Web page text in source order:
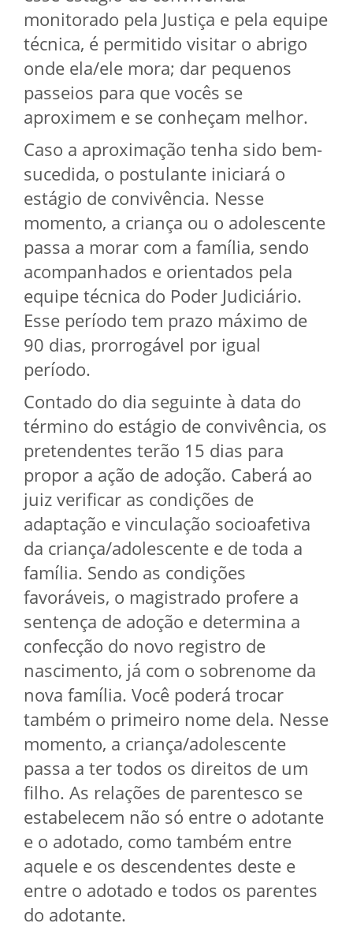
monitorado pela Justiça e pela equipe
técnica, é permitido visitar o abrigo
onde ela/ele mora; dar pequenos
passeios para que vocês se
aproximem e se conheçam melhor.
Caso a aproximação tenha sido bem-
sucedida, o postulante iniciará o
estágio de convivência. Nesse
momento, a criança ou o adolescente
passa a morar com a família, sendo
acompanhados e orientados pela
equipe técnica do Poder Judiciário.
Esse período tem prazo máximo de
90 dias, prorrogável por igual
período.
Contado do dia seguinte à data do
término do estágio de convivência, os
pretendentes terão 15 dias para
propor a ação de adoção. Caberá ao
juiz verificar as condições de
adaptação e vinculação socioafetiva
da criança/adolescente e de toda a
família. Sendo as condições
favoráveis, o magistrado profere a
sentença de adoção e determina a
confecção do novo registro de
nascimento, já com o sobrenome da
nova família. Você poderá trocar
também o primeiro nome dela. Nesse
momento, a criança/adolescente
passa a ter todos os direitos de um
filho. As relações de parentesco se
estabelecem não só entre o adotante
e o adotado, como também entre
aquele e os descendentes deste e
entre o adotado e todos os parentes
do adotante.